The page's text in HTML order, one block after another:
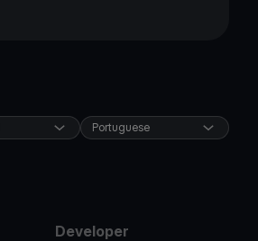
Portuguese
Developer